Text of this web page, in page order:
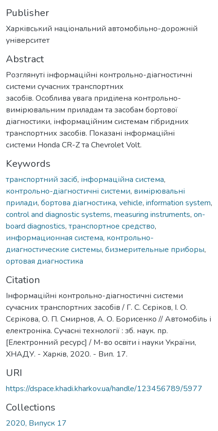
Publisher
Харківський національний автомобільно-дорожній
університет
Abstract
Розглянуті інформаційні контрольно-діагностичні
системи сучасних транспортних
засобів. Особлива увага приділена контрольно-
вимірювальним приладам та засобам бортової
діагностики, інформаційним системам гібридних
транспортних засобів. Показані інформаційні
системи Honda CR-Z та Chevrolet Volt.
Keywords
транспортний засіб, інформаційна система,
контрольно-діагностичні системи, вимірювальні
прилади, бортова діагностика, vehicle, information system,
control and diagnostic systems, measuring instruments, on-
board diagnostics, транспортное средство,
информационная система, контрольно-
диагностические системы, бизмерительные приборы,
ортовая диагностика
Citation
Інформаційні контрольно-діагностичні системи
сучасних транспортних засобів / Г. С. Сєріков, І. О.
Сєрікова, О. П. Смирнов, А. О. Борисенко // Автомобіль і
електроніка. Сучасні технології : зб. наук. пр.
[Електронний ресурс] / М-во освiти i науки України,
ХНАДУ. - Харкiв, 2020. - Вип. 17.
URI
https://dspace.khadi.kharkov.ua/handle/123456789/5977
Collections
2020, Випуск 17